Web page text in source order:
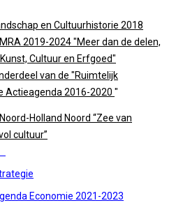
en Cultuurhistorie 2018
2019-2024 "Meer dan de delen,
Cultuur en Erfgoed"
van de "Ruimtelijk
Actieagenda 2016-2020 "
Holland Noord “Zee van
cultuur”
Economie 2021-2023